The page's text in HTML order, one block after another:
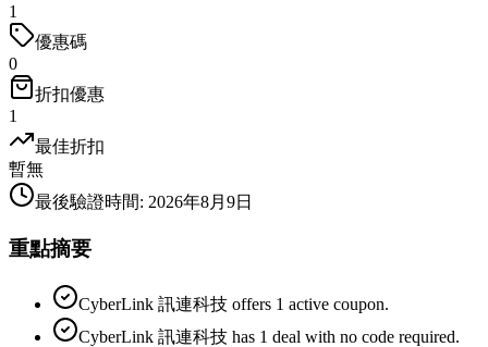
1
優惠碼
0
折扣優惠
1
最佳折扣
暫無
最後驗證時間: 2026年8月9日
重點摘要
CyberLink 訊連科技 offers 1 active coupon.
CyberLink 訊連科技 has 1 deal with no code required.